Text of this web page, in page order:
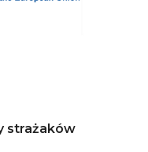
strażaków